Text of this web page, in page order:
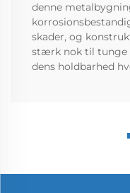
denne
skader, og
stærk nok til tunge
dens holdbarhed